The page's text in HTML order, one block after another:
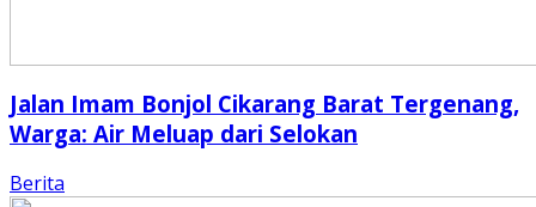
Jalan Imam Bonjol Cikarang Barat Tergenang,
Warga: Air Meluap dari Selokan
Berita